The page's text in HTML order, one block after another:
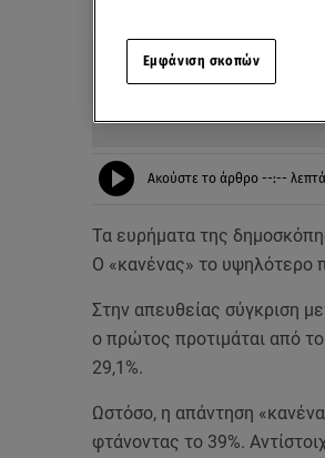
Δείτε
Ακούστε το άρθρο --:-- λεπτά
Τα ευρήματα της
O «κανένας» το υψηλότερο
Στην απευθείας σύγκριση
ο πρώτος προτιμάται από
29,1%.
Ωστόσο, η απάντηση
φτάνοντας το 39%.
Εμφάνιση σκοπών